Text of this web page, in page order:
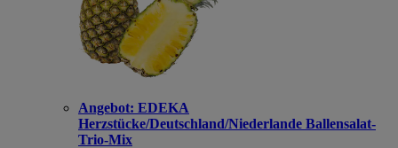
Angebot: EDEKA
Herzstücke/Deutschland/Niederlande Ballensalat-
Trio-Mix